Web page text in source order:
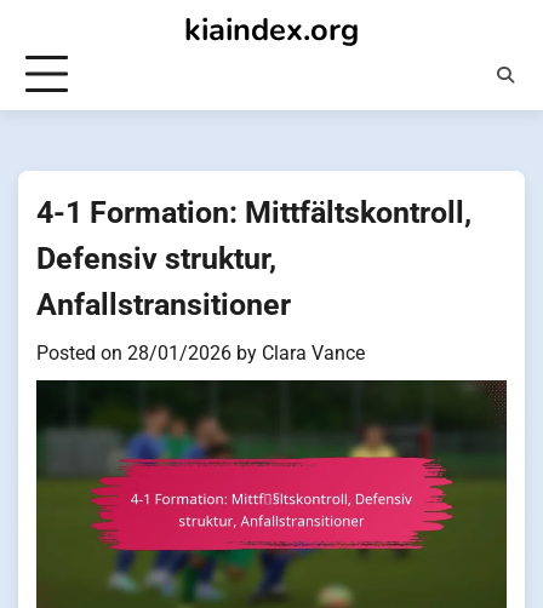
content
kiaindex.org
4-1 Formation: Mittfältskontroll,
Defensiv struktur,
Anfallstransitioner
Posted on 28/01/2026 by Clara Vance